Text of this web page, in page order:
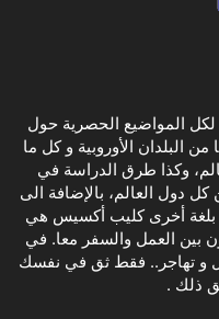
المواضيع الحصرية حول
البلدان الأوروبية و كل ما
وكذا طرق الدراسة في
دول العالم، بالإضافة الى
بلغة أخرى كليب أكسيس هي
بين العمل والسفر معا. في
و تهاجر.. فقط ثق في نفسك
ذلك .